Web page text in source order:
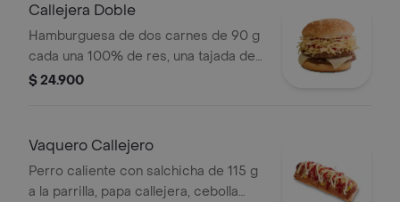
Callejera Doble
Hamburguesa de dos carnes de 90 g
cada una 100% de res, una tajada de
queso tipo mozzarella, papas
$ 24.900
Vaquero Callejero
Perro caliente con salchicha de 115 g
a la parrilla, papa callejera, cebolla